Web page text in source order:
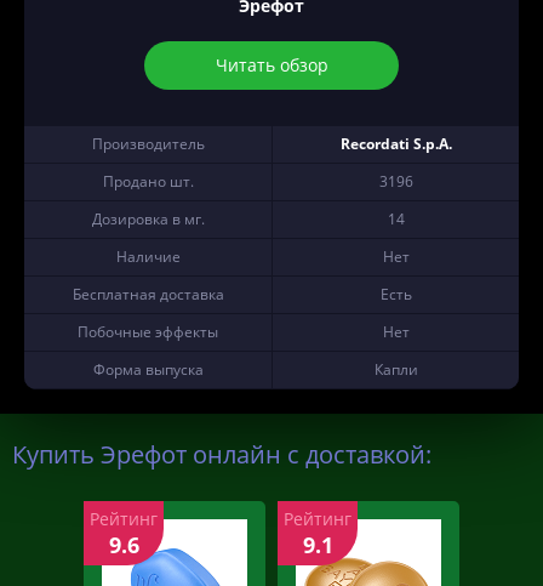
Эрефот
Читать обзор
Производитель
Recordati S.p.A.
Продано шт.
3196
Дозировка в мг.
14
Наличие
Нет
Бесплатная доставка
Есть
Побочные эффекты
Нет
Форма выпуска
Капли
Купить Эрефот онлайн с доставкой:
Рейтинг
9.6
Рейтинг
9.1